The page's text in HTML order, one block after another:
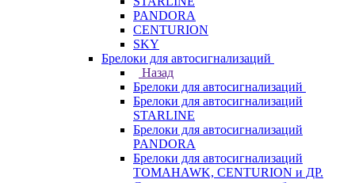
PANDORA
CENTURION
SKY
Брелоки для автосигнализаций
Назад
Брелоки для автосигнализаций
Брелоки для автосигнализаций
STARLINE
Брелоки для автосигнализаций
PANDORA
Брелоки для автосигнализаций
TOMAHAWK, CENTURION и ДР.